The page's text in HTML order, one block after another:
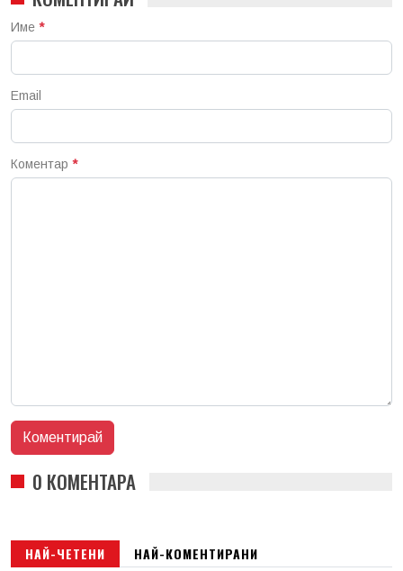
Име *
Email
Коментар *
0 КОМЕНТАРА
НАЙ-ЧЕТЕНИ НАЙ-КОМЕНТИРАНИ